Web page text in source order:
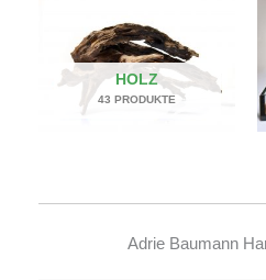
HOLZ
43 PRODUKTE
Adrie Baumann